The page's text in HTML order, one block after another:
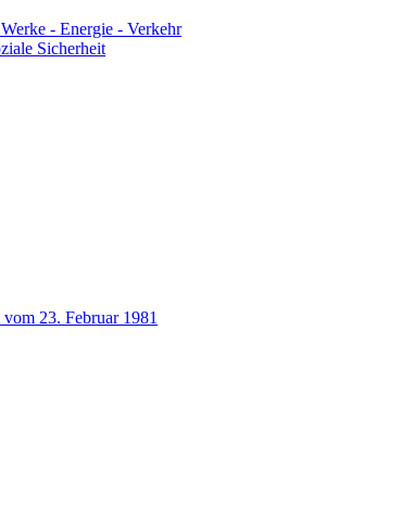
- Energie - Verkehr
Sicherheit
23. Februar 1981